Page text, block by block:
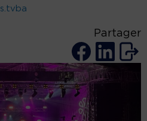
s.tvba
Partager